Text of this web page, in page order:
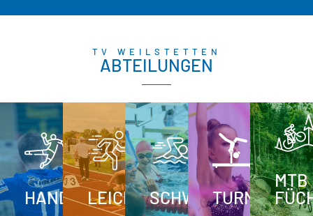
TV WEILSTETTEN
ABTEILUNGEN
HANDBALLLEICHTATHLETIK
SCHWIMMEN
TURNEN
MTB